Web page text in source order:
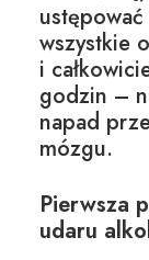
wszystkie
i
godzin –
napad
mózgu.
Pierwsza
udaru